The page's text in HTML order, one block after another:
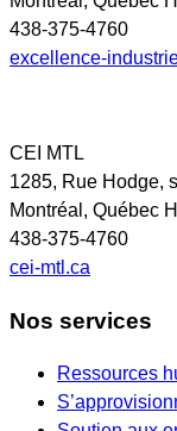
438-375-4760
excellence-
CEI MTL
1285, Rue Hodge,
Montréal, Québec
438-375-4760
cei-mtl.ca
Nos services
Ressources